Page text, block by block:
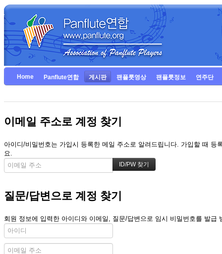
Home Panflute연합 게시판 팬플룻영상 팬플룻정보 연주단
이메일 주소로 계정 찾기
아이디/비밀번호는 가입시 등록한 메일 주소로 알려드립니다. 가입할 때
요.
질문/답변으로 계정 찾기
회원 정보에 입력한 아이디와 이메일, 질문/답변으로 임시 비밀번호를 발급